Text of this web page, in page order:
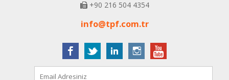
+90 216 504 4354
info@tpf.com.tr